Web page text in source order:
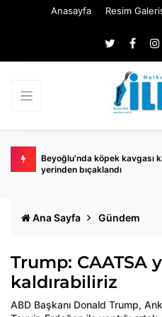
Anasayfa Resim
Beyoğlu'nda köpek kavgası
yerinden bıçaklandı
Ana Sayfa Gündem
Trump: CAATSA
kaldırabiliriz
ABD Başkanı Donald Trump,